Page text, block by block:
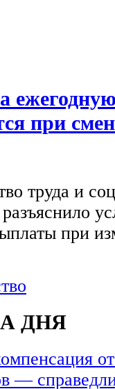
при
труда и
при
ДНЯ